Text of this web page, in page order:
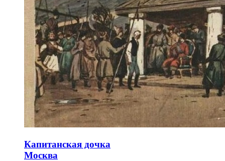
Капитанская дочка
Москва